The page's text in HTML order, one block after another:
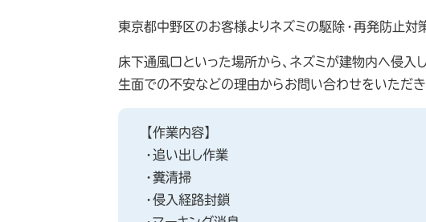
東京都中野区のお客様よりネズミの駆除・再発防止対
床下通風口といった場所から、ネズミが建物内へ侵入
生面での不安などの理由からお問い合わせをいただき
【作業内容】
・追い出し作業
・糞清掃
・侵入経路封鎖